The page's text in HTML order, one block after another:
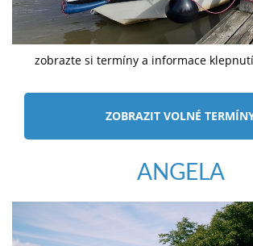
zobrazte si termíny a informace
ZOBRAZIT VOLNÉ
ANGELA